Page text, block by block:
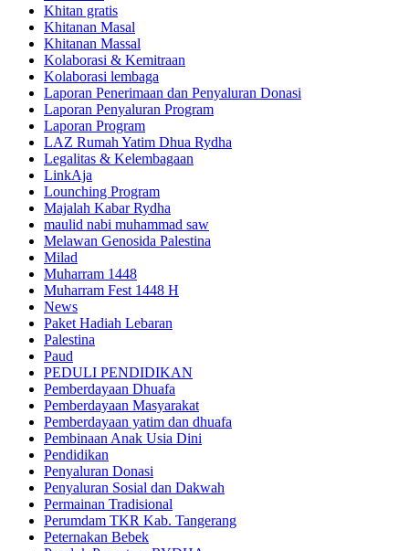
Khitan gratis
Khitanan Masal
Khitanan Massal
Kolaborasi & Kemitraan
Kolaborasi lembaga
Laporan Penerimaan dan Penyaluran Donasi
Laporan Penyaluran Program
Laporan Program
LAZ Rumah Yatim Dhua Rydha
Legalitas & Kelembagaan
LinkAja
Lounching Program
Majalah Kabar Rydha
maulid nabi muhammad saw
Melawan Genosida Palestina
Milad
Muharram 1448
Muharram Fest 1448 H
News
Paket Hadiah Lebaran
Palestina
Paud
PEDULI PENDIDIKAN
Pemberdayaan Dhuafa
Pemberdayaan Masyarakat
Pemberdayaan yatim dan dhuafa
Pembinaan Anak Usia Dini
Pendidikan
Penyaluran Donasi
Penyaluran Sosial dan Dakwah
Permainan Tradisional
Perumdam TKR Kab. Tangerang
Peternakan Bebek